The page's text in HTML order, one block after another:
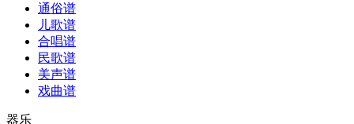
通俗谱
儿歌谱
合唱谱
民歌谱
美声谱
戏曲谱
器乐